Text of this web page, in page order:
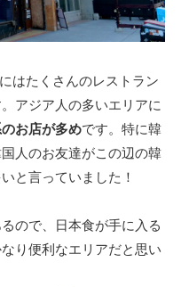
はたくさんのレストラン
アジア人の多いエリアに
お店が多めです。特に韓
人のお友達がこの辺の韓
と言っていました！
ので、日本食が手に入る
り便利なエリアだと思い